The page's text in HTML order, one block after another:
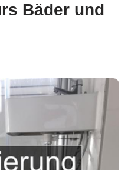
Bäder und